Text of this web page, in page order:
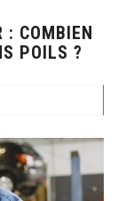
: COMBIEN
POILS ?